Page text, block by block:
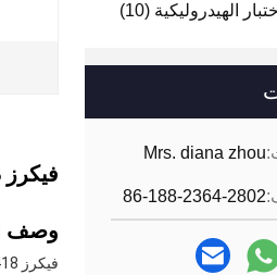
الهيدروليكية (10)
Mrs. diana zhou
86-188-2364-2802
فيكرز 5001418-001 GD512H120FPFUL20IN208 مضخات العدادات
وصف
فيكرز 5001418-001 GD512H120FPFUL20IN208 مضخات العدادات